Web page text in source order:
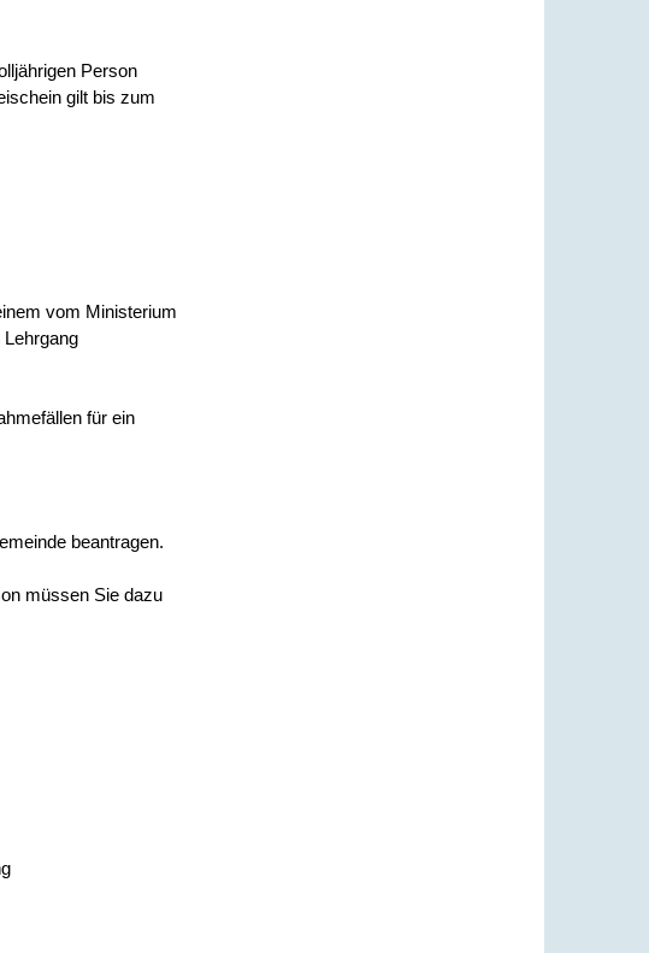
Person
gilt bis zum
vom Ministerium
für ein
beantragen.
müssen Sie dazu